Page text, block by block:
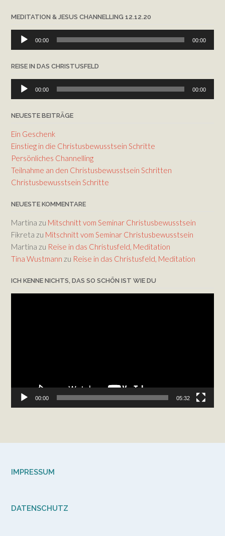
MEDITATION & JESUS CHANNELLING 12.12.20
Audio-
Player
00:00 00:00
REISE IN DAS CHRISTUSFELD
Audio-
Player
00:00 00:00
NEUESTE BEITRÄGE
Ein Geschenk
Einstieg in die Christusbewusstsein Schritte
Persönliches Channelling
Teilnahme an den Christusbewusstsein Schritten
Christusbewusstsein Schritte
NEUESTE KOMMENTARE
Martina zu Mitschnitt vom Seminar Christusbewusstsein
Fikreta zu Mitschnitt vom Seminar Christusbewusstsein
Martina zu Reise in das Christusfeld, Meditation
Tina Wustmann zu Reise in das Christusfeld, Meditation
ICH KENNE NICHTS, DAS SO SCHÖN IST WIE DU
00:00 05:32
IMPRESSUM
DATENSCHUTZ